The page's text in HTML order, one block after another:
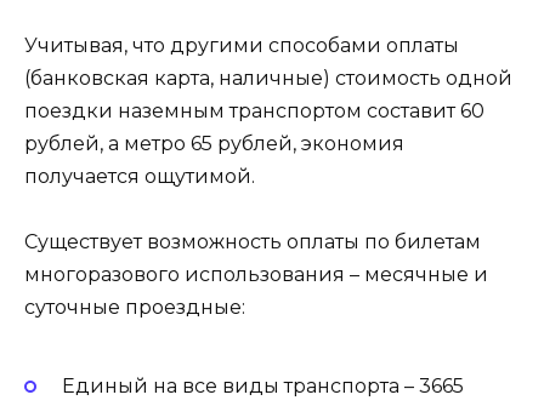
Учитывая, что другими способами оплаты
(банковская карта, наличные) стоимость одной
поездки наземным транспортом составит 60
рублей, а метро 65 рублей, экономия
получается ощутимой.
Существует возможность оплаты по билетам
многоразового использования – месячные и
суточные проездные:
Единый на все виды транспорта – 3665